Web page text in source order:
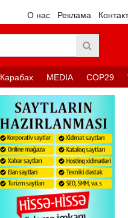
О нас Реклама Контакт
Карабах MEDIA COP29